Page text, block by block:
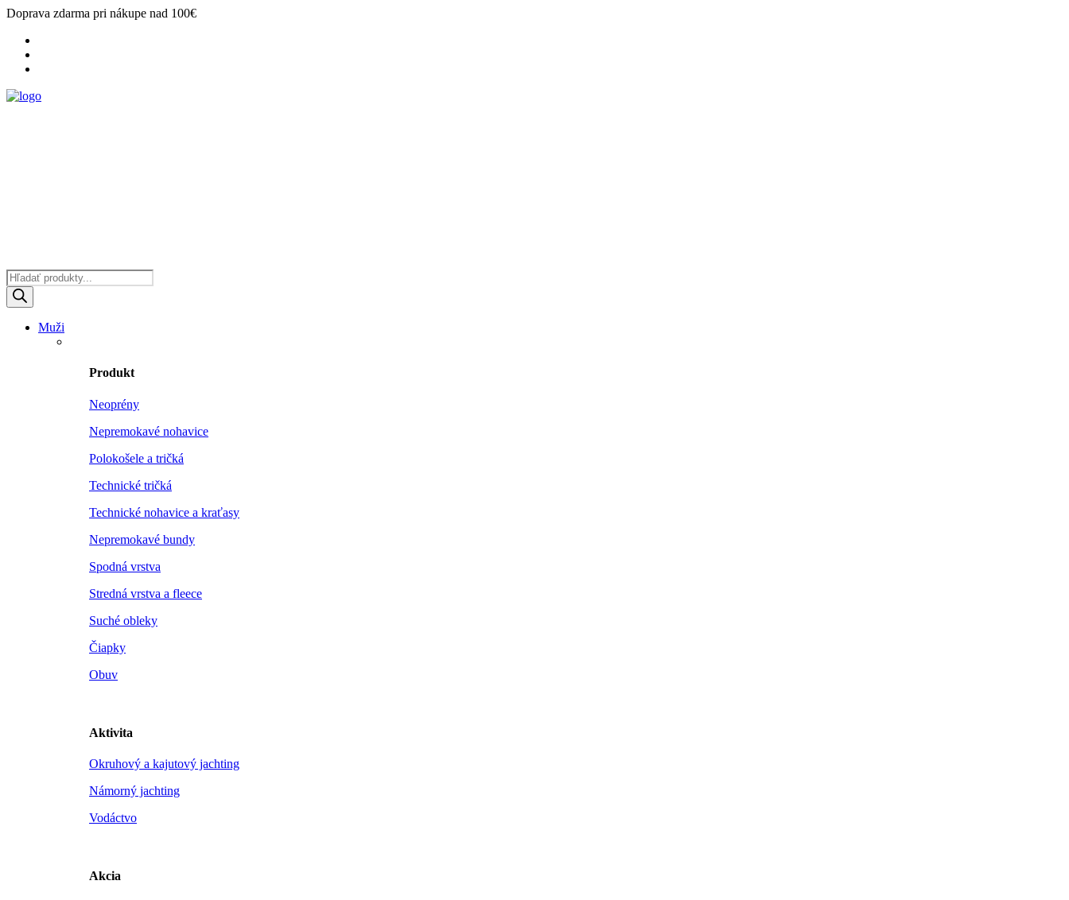
Doprava zdarma pri nákupe nad 100€
Products
search
Muži
Produkt
Neoprény
Nepremokavé nohavice
Polokošele a tričká
Technické tričká
Technické nohavice a kraťasy
Nepremokavé bundy
Spodná vrstva
Stredná vrstva a fleece
Suché obleky
Čiapky
Obuv
Aktivita
Okruhový a kajutový jachting
Námorný jachting
Vodáctvo
Akcia